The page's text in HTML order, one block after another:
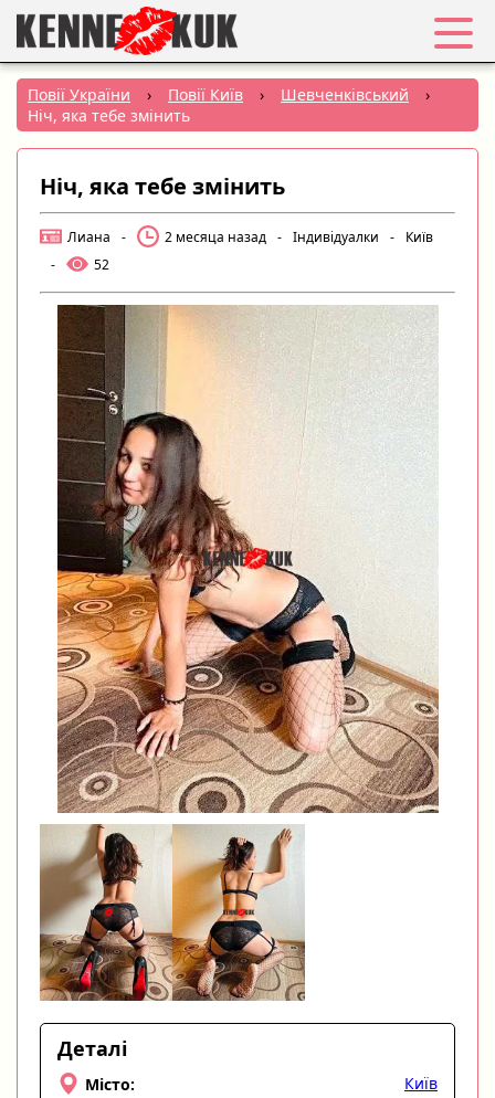
Обране
Вхід
Реєстрація
Міста:
РУС|
УКР
Створити оголошення
Повії України › Повії Київ › Шевченківський
›
Ніч, яка тебе змінить
Ніч, яка тебе змінить
Лиана - 2 месяца назад - Індивідуалки -
Київ
-
52
Деталі
Місто: Київ